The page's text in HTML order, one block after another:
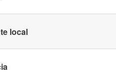
local